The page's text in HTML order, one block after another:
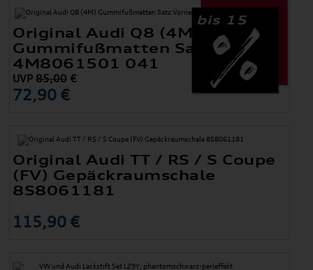
bis 15
Original Audi Q8 (4M)
Gummifußmatten Satz Vorne
4M8061501 041
UVP85,00 €
72,90 €
Original Audi TT / RS / S Coupe
(FV) Gepäckraumschale
8S8061181
115,90 €